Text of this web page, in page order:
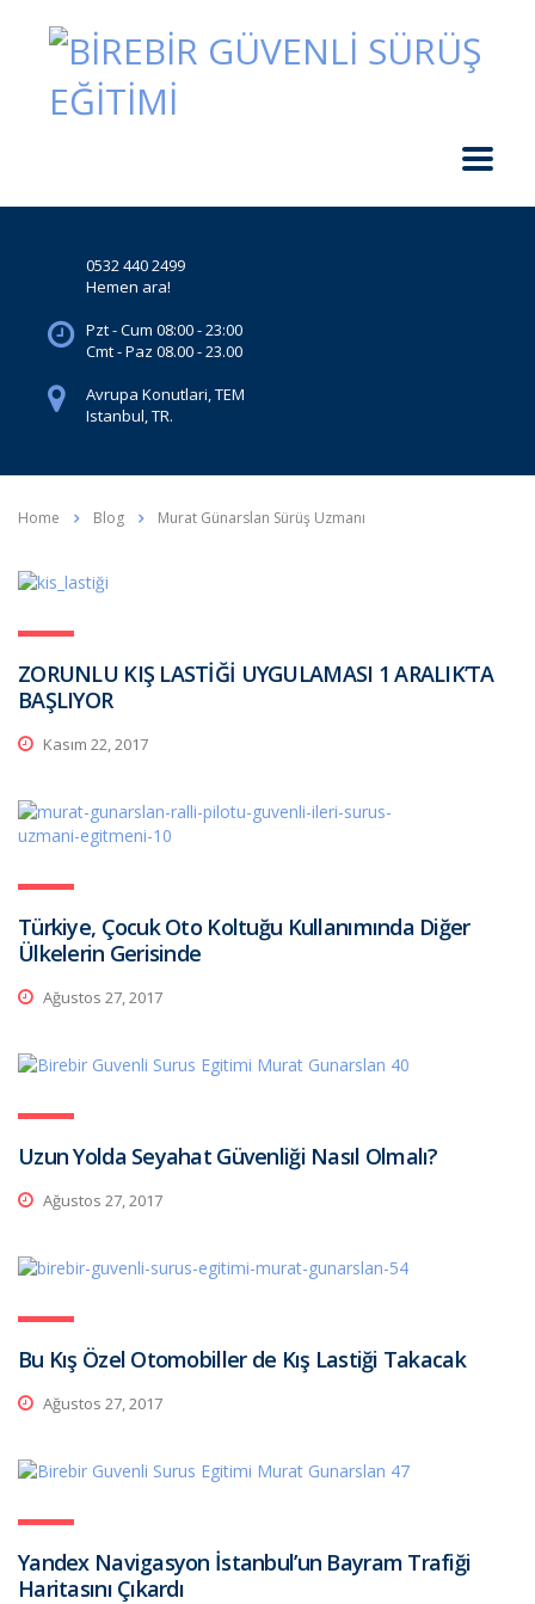
0532 440 2499
Hemen ara!
Pzt - Cum 08:00 - 23:00
Cmt - Paz 08.00 - 23.00
Avrupa Konutlari, TEM
Istanbul, TR.
Home Blog Murat Günarslan Sürüş Uzmanı
ZORUNLU KIŞ LASTİĞİ UYGULAMASI 1 ARALIK’TA
BAŞLIYOR
Kasım 22, 2017
Türkiye, Çocuk Oto Koltuğu Kullanımında Diğer
Ülkelerin Gerisinde
Ağustos 27, 2017
Uzun Yolda Seyahat Güvenliği Nasıl Olmalı?
Ağustos 27, 2017
Bu Kış Özel Otomobiller de Kış Lastiği Takacak
Ağustos 27, 2017
Yandex Navigasyon İstanbul’un Bayram Trafiği
Haritasını Çıkardı